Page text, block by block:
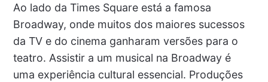
Ao lado da Times Square está a famosa
Broadway, onde muitos dos maiores sucessos
da TV e do cinema ganharam versões para o
teatro. Assistir a um musical na Broadway é
uma experiência cultural essencial. Produções